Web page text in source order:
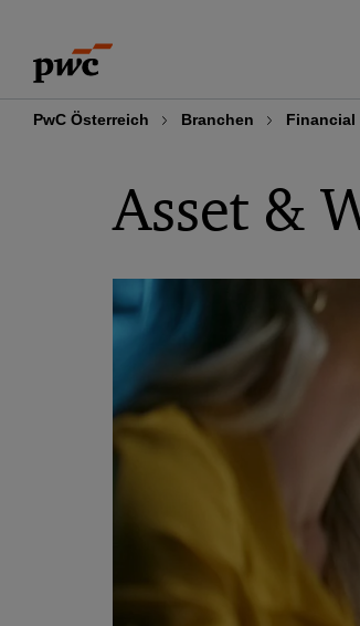
content
footer
PwC Österreich Branchen Financial
Asset &